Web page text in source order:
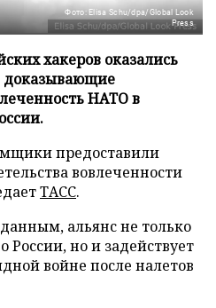
Фото: Elisa Schu/dpa/Global Look
Press
хакеров оказались
доказывающие
НАТО в
предоставили
вовлеченности
ТАСС.
альянс не только
но и задействует
войне после налетов